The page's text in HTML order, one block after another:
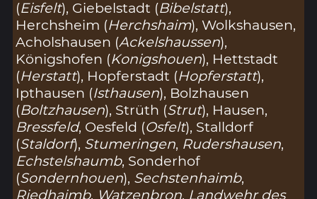
(Eisfelt), Giebelstadt (Bibelstatt),
Herchsheim (Herchshaim), Wolkshausen,
Acholshausen (Ackelshaussen),
Königshofen (Konigshouen), Hettstadt
(Herstatt), Hopferstadt (Hopferstatt),
Ipthausen (Isthausen), Bolzhausen
(Boltzhausen), Strüth (Strut), Hausen,
Bressfeld, Oesfeld (Osfelt), Stalldorf
(Staldorf), Stumeringen, Rudershausen,
Echstelshaumb, Sonderhof
(Sondernhouen), Sechstenhaimb,
Riedhaimb, Watzenbron, Landwehr des